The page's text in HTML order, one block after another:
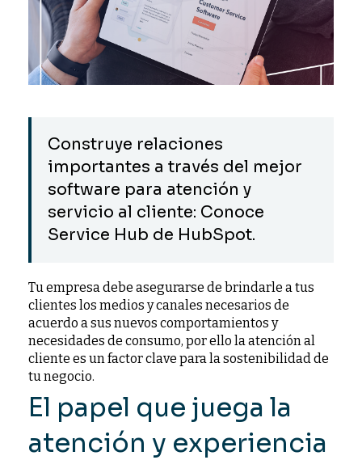
Construye relaciones
importantes a través del mejor
software para atención y
servicio al cliente: Conoce
Service Hub de HubSpot.
Tu empresa debe asegurarse de brindarle a tus
clientes los medios y canales necesarios de
acuerdo a sus nuevos comportamientos y
necesidades de consumo, por ello la atención al
cliente es un factor clave para la sostenibilidad de
tu negocio.
El papel que juega la
atención y experiencia